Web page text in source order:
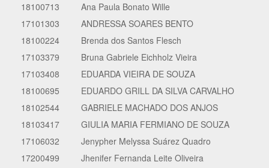
18100713
Ana Paula Bonato Wille
17101303
ANDRESSA SOARES BENTO
18100224
Brenda dos Santos Flesch
17103379
Bruna Gabriele Eichholz Vieira
17103408
EDUARDA VIEIRA DE SOUZA
18100695
EDUARDO GRILL DA SILVA CARVALHO
18102544
GABRIELE MACHADO DOS ANJOS
18103417
GIULIA MARIA FERMIANO DE SOUZA
17106032
Jenypher Melyssa Suárez Quadro
17200499
Jhenifer Fernanda Leite Oliveira